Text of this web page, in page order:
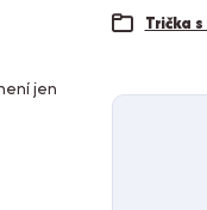
jen
Trička